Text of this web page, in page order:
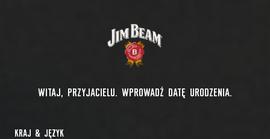
WITAJ, PRZYJACIELU. WPROWADŹ DATĘ URODZENIA.
KRAJ & JĘZYK